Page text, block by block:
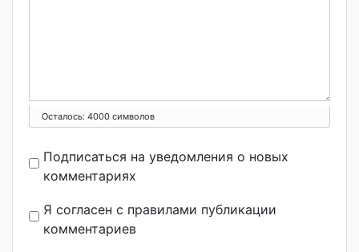
Осталось: 4000 символов
Подписаться на уведомления о новых
комментариях
Я согласен с правилами публикации
комментариев